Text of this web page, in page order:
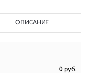
ОПИСАНИЕ
0 руб.